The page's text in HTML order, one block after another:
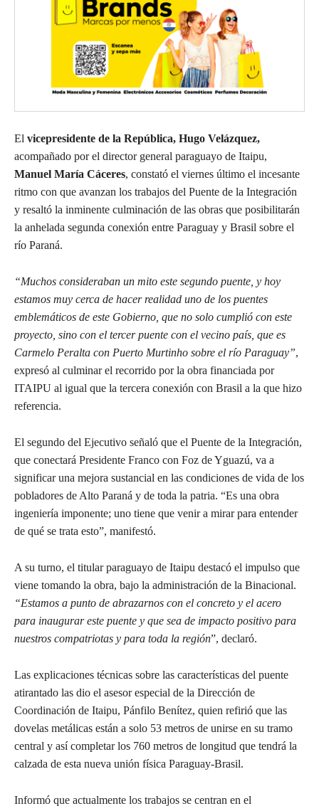
El vicepresidente de la República, Hugo Velázquez,
acompañado por el director general paraguayo de Itaipu,
Manuel María Cáceres, constató el viernes último el incesante
ritmo con que avanzan los trabajos del Puente de la Integración
y resaltó la inminente culminación de las obras que posibilitarán
la anhelada segunda conexión entre Paraguay y Brasil sobre el
río Paraná.
“Muchos consideraban un mito este segundo puente, y hoy
estamos muy cerca de hacer realidad uno de los puentes
emblemáticos de este Gobierno, que no solo cumplió con este
proyecto, sino con el tercer puente con el vecino país, que es
Carmelo Peralta con Puerto Murtinho sobre el río Paraguay”,
expresó al culminar el recorrido por la obra financiada por
ITAIPU al igual que la tercera conexión con Brasil a la que hizo
referencia.
El segundo del Ejecutivo señaló que el Puente de la Integración,
que conectará Presidente Franco con Foz de Yguazú, va a
significar una mejora sustancial en las condiciones de vida de los
pobladores de Alto Paraná y de toda la patria. “Es una obra
ingeniería imponente; uno tiene que venir a mirar para entender
de qué se trata esto”, manifestó.
A su turno, el titular paraguayo de Itaipu destacó el impulso que
viene tomando la obra, bajo la administración de la Binacional.
“Estamos a punto de abrazarnos con el concreto y el acero
para inaugurar este puente y que sea de impacto positivo para
nuestros compatriotas y para toda la región”, declaró.
Las explicaciones técnicas sobre las características del puente
atirantado las dio el asesor especial de la Dirección de
Coordinación de Itaipu, Pánfilo Benítez, quien refirió que las
dovelas metálicas están a solo 53 metros de unirse en su tramo
central y así completar los 760 metros de longitud que tendrá la
calzada de esta nueva unión física Paraguay-Brasil.
Informó que actualmente los trabajos se centran en el